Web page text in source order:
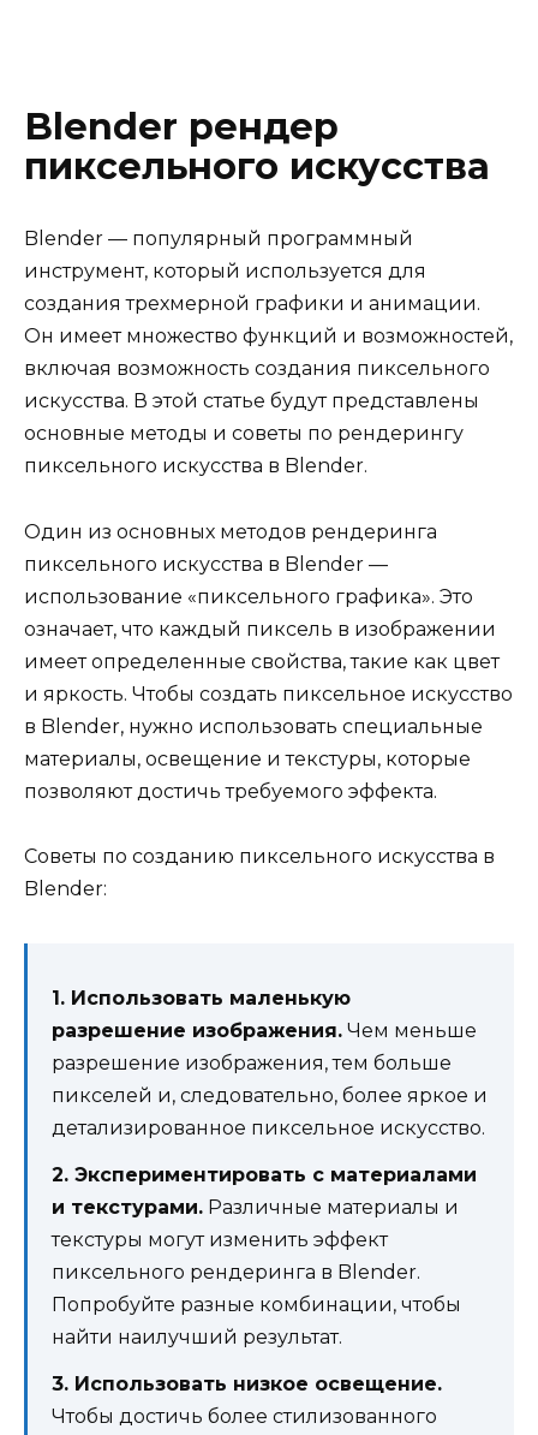
Blender рендер
пиксельного искусства
Blender — популярный программный
инструмент, который используется для
создания трехмерной графики и анимации.
Он имеет множество функций и возможностей,
включая возможность создания пиксельного
искусства. В этой статье будут представлены
основные методы и советы по рендерингу
пиксельного искусства в Blender.
Один из основных методов рендеринга
пиксельного искусства в Blender —
использование «пиксельного графика». Это
означает, что каждый пиксель в изображении
имеет определенные свойства, такие как цвет
и яркость. Чтобы создать пиксельное искусство
в Blender, нужно использовать специальные
материалы, освещение и текстуры, которые
позволяют достичь требуемого эффекта.
Советы по созданию пиксельного искусства в
Blender:
1. Использовать маленькую
разрешение изображения. Чем меньше
разрешение изображения, тем больше
пикселей и, следовательно, более яркое и
детализированное пиксельное искусство.
2. Экспериментировать с материалами
и текстурами. Различные материалы и
текстуры могут изменить эффект
пиксельного рендеринга в Blender.
Попробуйте разные комбинации, чтобы
найти наилучший результат.
3. Использовать низкое освещение.
Чтобы достичь более стилизованного